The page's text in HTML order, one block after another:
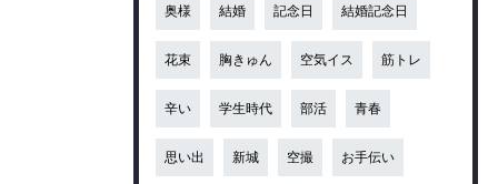
奥様 結婚 記念日 結婚記念日
花束 胸きゅん 空気イス 筋トレ
辛い 学生時代 部活 青春
思い出 新城 空撮 お手伝い